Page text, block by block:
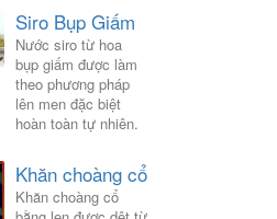
Siro Bụp Giấm
Nước siro từ hoa
bụp giấm được làm
theo phương pháp
lên men đặc biệt
hoàn toàn tự nhiên.
Khăn choàng cổ
Khăn choàng cổ